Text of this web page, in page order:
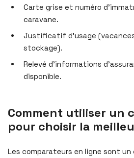
Carte grise et numéro
caravane.
Justificatif d’usage
stockage).
Relevé d’informations
disponible.
Comment utiliser un
pour choisir la
Les comparateurs en ligne sont